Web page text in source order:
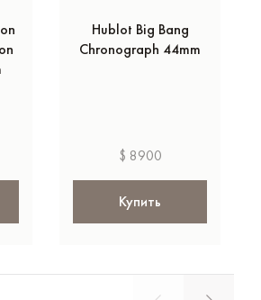
Hublot Big Bang
Chronograph 44mm
$ 8900
Купить